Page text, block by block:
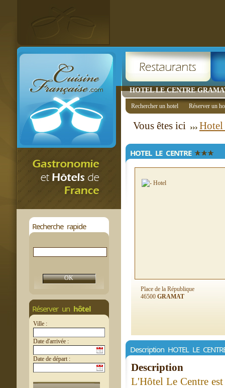
HOTEL LE CENTRE
Recherche rapide
Réserver un hôtel
Ville :
Date d'arrivée :
Date de départ :
Rechercher un hotel Réserver un
Vous êtes ici
HOTEL LE CENTRE
Place de la République
46500 GRAMAT
Description HOTEL LE
Description
L'Hôtel Le Centre est